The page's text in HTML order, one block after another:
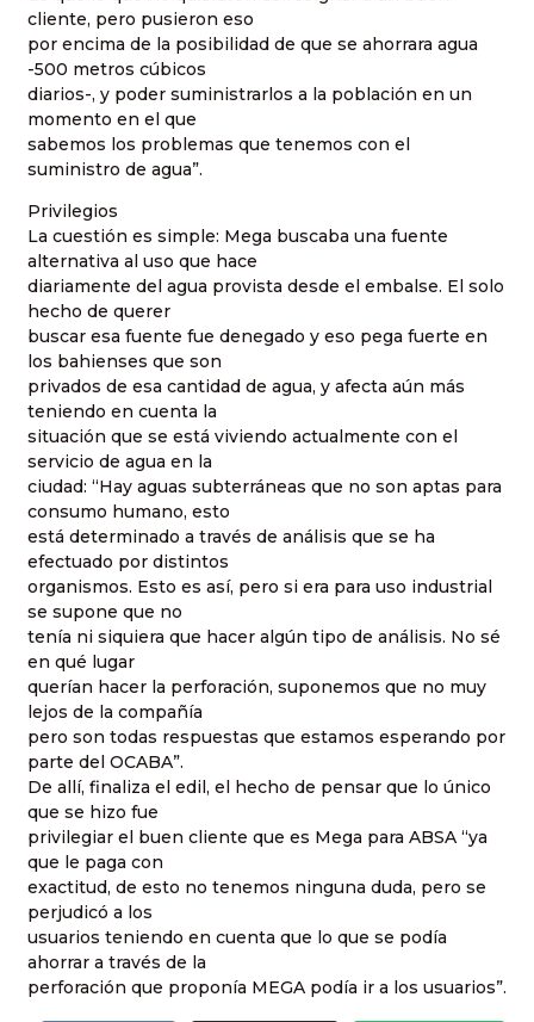
cliente, pero pusieron eso
por encima de la posibilidad de que se ahorrara agua
-500 metros cúbicos
diarios-, y poder suministrarlos a la población en un
momento en el que
sabemos los problemas que tenemos con el
suministro de agua”.
Privilegios
La cuestión es simple: Mega buscaba una fuente
alternativa al uso que hace
diariamente del agua provista desde el embalse. El solo
hecho de querer
buscar esa fuente fue denegado y eso pega fuerte en
los bahienses que son
privados de esa cantidad de agua, y afecta aún más
teniendo en cuenta la
situación que se está viviendo actualmente con el
servicio de agua en la
ciudad: “Hay aguas subterráneas que no son aptas para
consumo humano, esto
está determinado a través de análisis que se ha
efectuado por distintos
organismos. Esto es así, pero si era para uso industrial
se supone que no
tenía ni siquiera que hacer algún tipo de análisis. No sé
en qué lugar
querían hacer la perforación, suponemos que no muy
lejos de la compañía
pero son todas respuestas que estamos esperando por
parte del OCABA”.
De allí, finaliza el edil, el hecho de pensar que lo único
que se hizo fue
privilegiar el buen cliente que es Mega para ABSA “ya
que le paga con
exactitud, de esto no tenemos ninguna duda, pero se
perjudicó a los
usuarios teniendo en cuenta que lo que se podía
ahorrar a través de la
perforación que proponía MEGA podía ir a los usuarios”.